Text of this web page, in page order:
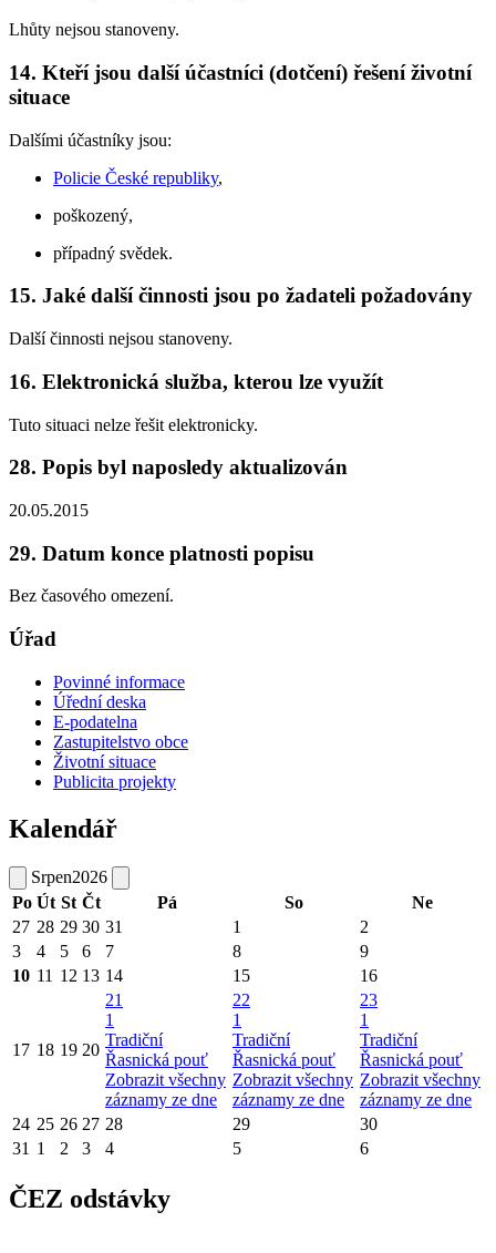
Lhůty nejsou stanoveny.
14. Kteří jsou další účastníci (dotčení) řešení životní
situace
Dalšími účastníky jsou:
Policie České republiky,
poškozený,
případný svědek.
15. Jaké další činnosti jsou po žadateli požadovány
Další činnosti nejsou stanoveny.
16. Elektronická služba, kterou lze využít
Tuto situaci nelze řešit elektronicky.
28. Popis byl naposledy aktualizován
20.05.2015
29. Datum konce platnosti popisu
Bez časového omezení.
Úřad
Povinné informace
Úřední deska
E-podatelna
Zastupitelstvo obce
Životní situace
Publicita projekty
Kalendář
Srpen2026
Po Út St Čt Pá So
Ne
27 28 29 30 31 1
2
3
4 5 6 7 8
9
10 11 12 13 14 15 16
17 18 19 20
21
1
Tradiční
Řasnická pouť
Zobrazit všechny
záznamy ze dne
22
1
Tradiční
Řasnická pouť
Zobrazit všechny
záznamy ze dne
23
1
Tradiční
Řasnická pouť
Zobrazit všechny
záznamy ze dne
24 25 26 27 28 29
30
31 1 2 3 4 5 6
ČEZ odstávky